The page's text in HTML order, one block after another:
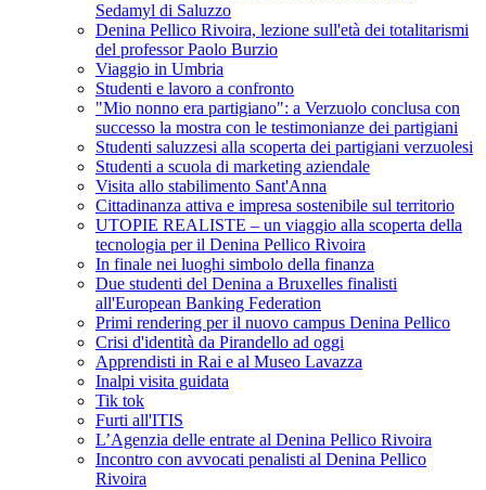
Sedamyl di Saluzzo
Denina Pellico Rivoira, lezione sull'età dei totalitarismi
del professor Paolo Burzio
Viaggio in Umbria
Studenti e lavoro a confronto
"Mio nonno era partigiano": a Verzuolo conclusa con
successo la mostra con le testimonianze dei partigiani
Studenti saluzzesi alla scoperta dei partigiani verzuolesi
Studenti a scuola di marketing aziendale
Visita allo stabilimento Sant'Anna
Cittadinanza attiva e impresa sostenibile sul territorio
UTOPIE REALISTE – un viaggio alla scoperta della
tecnologia per il Denina Pellico Rivoira
In finale nei luoghi simbolo della finanza
Due studenti del Denina a Bruxelles finalisti
all'European Banking Federation
Primi rendering per il nuovo campus Denina Pellico
Crisi d'identità da Pirandello ad oggi
Apprendisti in Rai e al Museo Lavazza
Inalpi visita guidata
Tik tok
Furti all'ITIS
L’Agenzia delle entrate al Denina Pellico Rivoira
Incontro con avvocati penalisti al Denina Pellico
Rivoira